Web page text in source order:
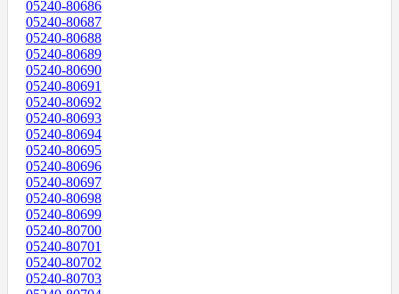
05240-80686
05240-80687
05240-80688
05240-80689
05240-80690
05240-80691
05240-80692
05240-80693
05240-80694
05240-80695
05240-80696
05240-80697
05240-80698
05240-80699
05240-80700
05240-80701
05240-80702
05240-80703